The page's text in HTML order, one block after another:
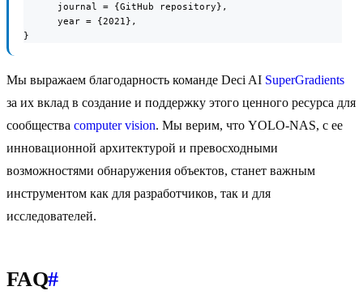
      journal = {GitHub repository},
      year = {2021},
}
Мы выражаем благодарность команде Deci AI SuperGradients
за их вклад в создание и поддержку этого ценного ресурса для
сообщества computer vision. Мы верим, что YOLO-NAS, с ее
инновационной архитектурой и превосходными
возможностями обнаружения объектов, станет важным
инструментом как для разработчиков, так и для
исследователей.
FAQ#